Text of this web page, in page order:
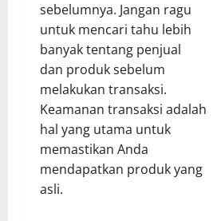
sebelumnya. Jangan ragu
untuk mencari tahu lebih
banyak tentang penjual
dan produk sebelum
melakukan transaksi.
Keamanan transaksi adalah
hal yang utama untuk
memastikan Anda
mendapatkan produk yang
asli.